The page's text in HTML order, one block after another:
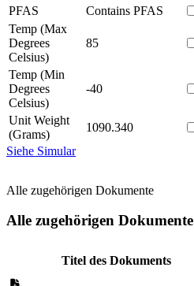
PFAS
Contains PFAS
Temp (Max
Degrees
Celsius)
85
Temp (Min
Degrees
Celsius)
-40
Unit Weight
(Grams)
1090.340
Siehe Simular
Alle zugehörigen Dokumente
Alle zugehörigen Dokumente
Titel des Dokuments